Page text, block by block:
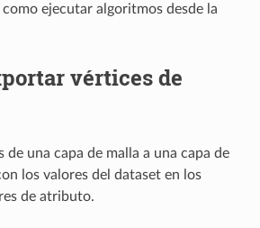
ejecutar algoritmos desde la
vértices de
de una capa de malla a una capa de
los valores del dataset en los
de atributo.